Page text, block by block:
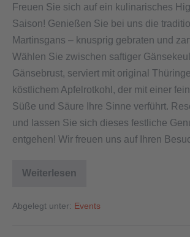
Freuen Sie sich auf ein kulinarisches
Saison! Genießen Sie bei uns die
Martinsgans – knusprig gebraten und
Wählen Sie zwischen saftiger
Gänsebrust, serviert mit original
köstlichem Apfelrotkohl, der mit einer
Süße und Säure Ihre Sinne verführt.
und lassen Sie sich dieses festliche
entgehen! Wir freuen uns auf Ihren
Weiterlesen
Abgelegt unter: Events